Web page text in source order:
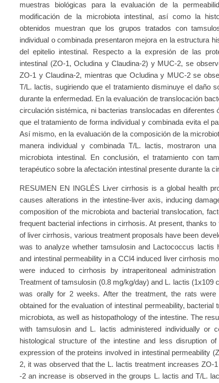
muestras biológicas para la evaluación de la
modificación de la microbiota intestinal, así como la
obtenidos muestran que los grupos tratados con
individual o combinada presentaron mejora en la estructura
del epitelio intestinal. Respecto a la expresión de las
intestinal (ZO-1, Ocludina y Claudina-2) y MUC-2, se
ZO-1 y Claudina-2, mientras que Ocludina y MUC-2 se
T/L. lactis, sugiriendo que el tratamiento disminuye el daño
durante la enfermedad. En la evaluación de translocación
circulación sistémica, ni bacterias translocadas en diferentes
que el tratamiento de forma individual y combinada evita el
Así mismo, en la evaluación de la composición de la
manera individual y combinada T/L. lactis, mostraron
microbiota intestinal. En conclusión, el tratamiento con
terapéutico sobre la afectación intestinal presente durante la
RESUMEN EN INGLÉS Liver cirrhosis is a global health
causes alterations in the intestine-liver axis, inducing
composition of the microbiota and bacterial translocation,
frequent bacterial infections in cirrhosis. At present, thanks
of liver cirrhosis, various treatment proposals have been
was to analyze whether tamsulosin and Lactococcus lactis
and intestinal permeability in a CCl4 induced liver cirrhosis
were induced to cirrhosis by intraperitoneal
Treatment of tamsulosin (0.8 mg/kg/day) and L. lactis (1x109
was orally for 2 weeks. After the treatment, the rats were
obtained for the evaluation of intestinal permeability, bacterial
microbiota, as well as histopathology of the intestine. The
with tamsulosin and L. lactis administered individually or
histological structure of the intestine and less disruption
expression of the proteins involved in intestinal permeability
2, it was observed that the L. lactis treatment increases ZO-
-2 an increase is observed in the groups L. lactis and T/L.